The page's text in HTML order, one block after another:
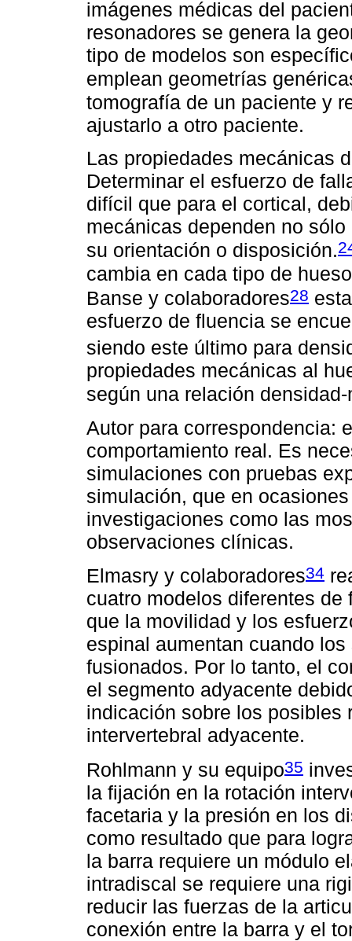
imágenes médicas del
resonadores se genera la
tipo de modelos son
emplean geometrías
tomografía de un paciente y
ajustarlo a otro paciente.
Las propiedades mecánicas
Determinar el esfuerzo de
difícil que para el cortical,
mecánicas dependen no
su orientación o disposición.
cambia en cada tipo de
Banse y colaboradores28
esfuerzo de fluencia se
siendo este último para
propiedades mecánicas al
según una relación
Autor para correspondencia:
comportamiento real. Es
simulaciones con pruebas
simulación, que en
investigaciones como las
observaciones clínicas.
Elmasry y colaboradores34
cuatro modelos diferentes
que la movilidad y los
espinal aumentan cuando
fusionados. Por lo tanto, el
el segmento adyacente
indicación sobre los posibles
intervertebral adyacente.
Rohlmann y su equipo35
la fijación en la rotación
facetaria y la presión en los
como resultado que para
la barra requiere un módulo
intradiscal se requiere una
reducir las fuerzas de la
conexión entre la barra y el